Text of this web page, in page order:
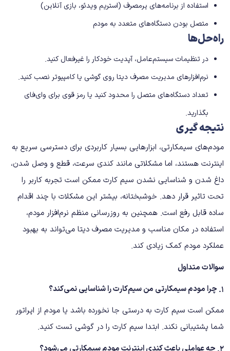
استفاده از برنامه‌های پرمصرف (استریم ویدئو، بازی آنلاین)
متصل بودن دستگاه‌های متعدد به مودم
راه‌حل‌ها
در تنظیمات سیستم‌عامل، آپدیت خودکار را غیرفعال کنید.
نرم‌افزارهای مدیریت مصرف دیتا روی گوشی یا کامپیوتر نصب کنید.
تعداد دستگاه‌های متصل را محدود کنید یا رمز قوی برای وای‌فای
بگذارید.
نتیجه ‌گیری
مودم‌های سیمکارتی، ابزارهایی بسیار کاربردی برای دسترسی سریع به
اینترنت هستند، اما مشکلاتی مانند کندی سرعت، قطع و وصل شدن،
داغ شدن و شناسایی نشدن سیم‌ کارت ممکن است تجربه کاربر را
تحت ‌تاثیر قرار دهد. خوشبختانه، بیشتر این مشکلات با چند اقدام
ساده قابل رفع است. همچنین به ‌روزرسانی منظم نرم‌افزار مودم،
استفاده در مکان مناسب و مدیریت مصرف دیتا می‌تواند به بهبود
عملکرد مودم کمک زیادی کند.
سوالات متداول
۱. چرا مودم سیمکارتی من سیم‌کارت را شناسایی نمی‌کند؟
ممکن است سیم ‌کارت به ‌درستی جا نخورده باشد یا مودم از اپراتور
شما پشتیبانی نکند. ابتدا سیم‌ کارت را در گوشی تست کنید.